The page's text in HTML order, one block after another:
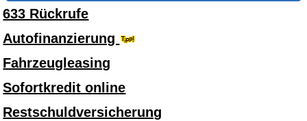
633 Rückrufe
Autofinanzierung
Fahrzeugleasing
Sofortkredit online
Restschuldversicherung